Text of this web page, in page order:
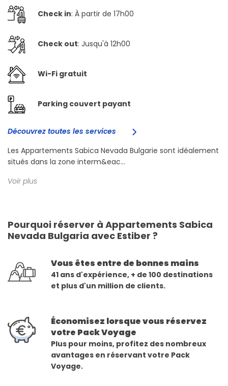
Check in: À partir de 17h00
Check out: Jusqu'à 12h00
Wi-Fi gratuit
Parking couvert payant
Découvrez toutes les services
Les Appartements Sabica Nevada Bulgarie sont idéalement
situés dans la zone interm&eac...
Voir plus
Pourquoi réserver à Appartements Sabica
Nevada Bulgaria avec Estiber ?
Vous êtes entre de bonnes mains
41 ans d'expérience, + de 100 destinations
et plus d'un million de clients.
Économisez lorsque vous réservez
votre Pack Voyage
Plus pour moins, profitez des nombreux
avantages en réservant votre Pack
Voyage.